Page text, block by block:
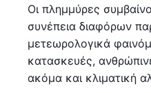
Οι πλημμύρες
συνέπεια διαφόρων
μετεωρολογικά
κατασκευές,
ακόμα και κλιματική